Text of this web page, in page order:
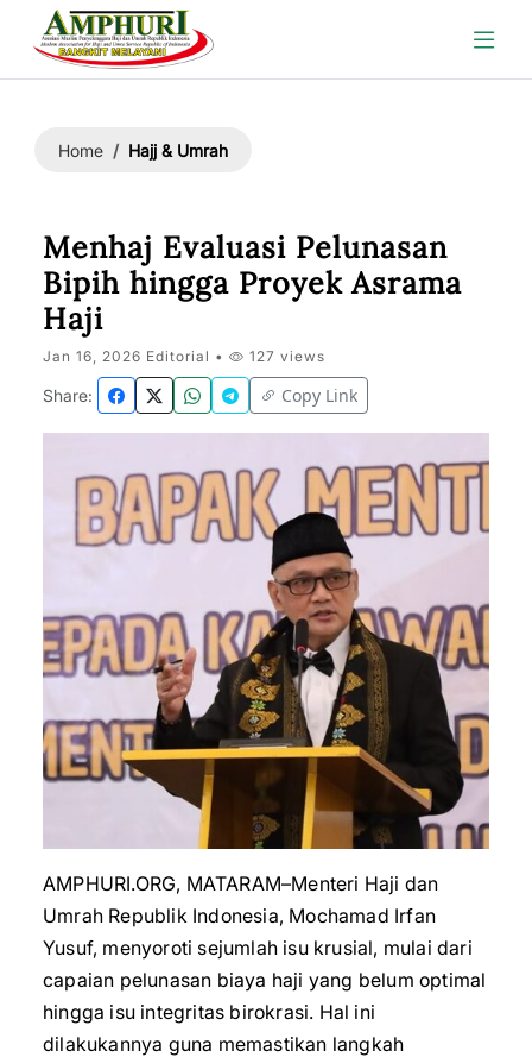
Home Hajj & Umrah
Menhaj Evaluasi Pelunasan
Bipih hingga Proyek Asrama
Haji
Jan 16, 2026 Editorial • 127 views
Share: Copy Link
AMPHURI.ORG, MATARAM–Menteri Haji dan
Umrah Republik Indonesia, Mochamad Irfan
Yusuf, menyoroti sejumlah isu krusial, mulai dari
capaian pelunasan biaya haji yang belum optimal
hingga isu integritas birokrasi. Hal ini
dilakukannya guna memastikan langkah